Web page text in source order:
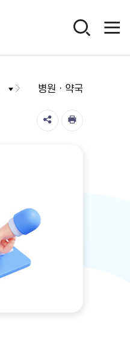
병원ㆍ약국